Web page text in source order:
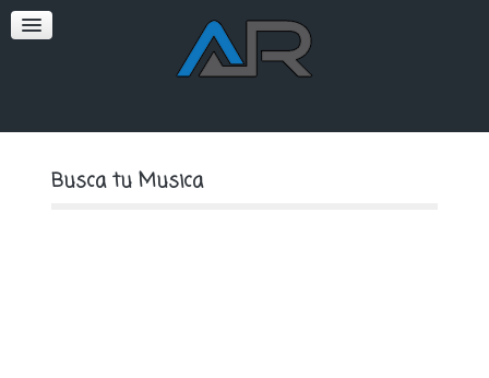
SOFT
Busca tu Musica